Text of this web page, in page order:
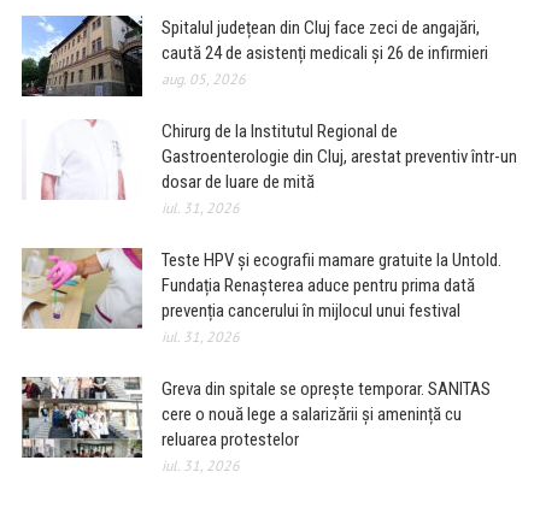
Spitalul județean din Cluj face zeci de angajări,
caută 24 de asistenți medicali și 26 de infirmieri
aug. 05, 2026
Chirurg de la Institutul Regional de
Gastroenterologie din Cluj, arestat preventiv într-un
dosar de luare de mită
iul. 31, 2026
Teste HPV și ecografii mamare gratuite la Untold.
Fundația Renașterea aduce pentru prima dată
prevenția cancerului în mijlocul unui festival
iul. 31, 2026
Greva din spitale se oprește temporar. SANITAS
cere o nouă lege a salarizării și amenință cu
reluarea protestelor
iul. 31, 2026